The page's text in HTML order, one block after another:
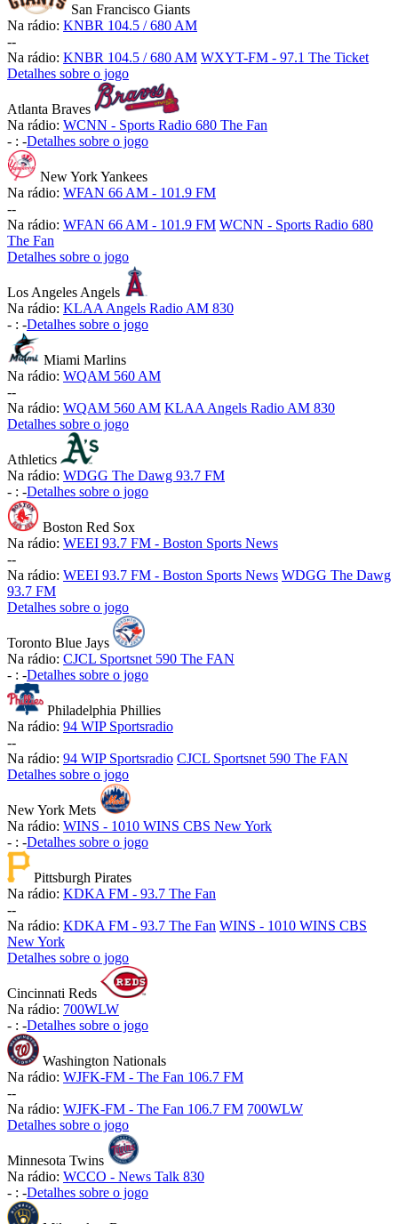
San Francisco Giants
Na rádio: KNBR 104.5 / 680 AM
--
Na rádio: KNBR 104.5 / 680 AM WXYT-FM - 97.1 The Ticket
Detalhes sobre o jogo
Atlanta Braves
Na rádio: WCNN - Sports Radio 680 The Fan
- : -Detalhes sobre o jogo
New York Yankees
Na rádio: WFAN 66 AM - 101.9 FM
--
Na rádio: WFAN 66 AM - 101.9 FM WCNN - Sports Radio 680
The Fan
Detalhes sobre o jogo
Los Angeles Angels
Na rádio: KLAA Angels Radio AM 830
- : -Detalhes sobre o jogo
Miami Marlins
Na rádio: WQAM 560 AM
--
Na rádio: WQAM 560 AM KLAA Angels Radio AM 830
Detalhes sobre o jogo
Athletics
Na rádio: WDGG The Dawg 93.7 FM
- : -Detalhes sobre o jogo
Boston Red Sox
Na rádio: WEEI 93.7 FM - Boston Sports News
--
Na rádio: WEEI 93.7 FM - Boston Sports News WDGG The Dawg
93.7 FM
Detalhes sobre o jogo
Toronto Blue Jays
Na rádio: CJCL Sportsnet 590 The FAN
- : -Detalhes sobre o jogo
Philadelphia Phillies
Na rádio: 94 WIP Sportsradio
--
Na rádio: 94 WIP Sportsradio CJCL Sportsnet 590 The FAN
Detalhes sobre o jogo
New York Mets
Na rádio: WINS - 1010 WINS CBS New York
- : -Detalhes sobre o jogo
Pittsburgh Pirates
Na rádio: KDKA FM - 93.7 The Fan
--
Na rádio: KDKA FM - 93.7 The Fan WINS - 1010 WINS CBS
New York
Detalhes sobre o jogo
Cincinnati Reds
Na rádio: 700WLW
- : -Detalhes sobre o jogo
Washington Nationals
Na rádio: WJFK-FM - The Fan 106.7 FM
--
Na rádio: WJFK-FM - The Fan 106.7 FM 700WLW
Detalhes sobre o jogo
Minnesota Twins
Na rádio: WCCO - News Talk 830
- : -Detalhes sobre o jogo